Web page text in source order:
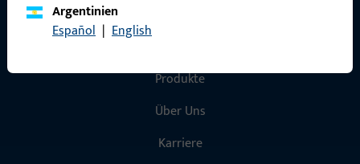
Argentinien
Español | EnglishSchnelleinstieg
Produkte
Über Uns
Karriere